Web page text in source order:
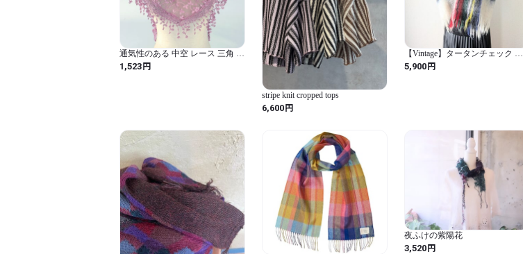
通気性のある 中空 レース 三角 ス
カーフ 韓国 春秋 花柄 女性用 ヘ
ッド ラップ バンダナ 帽子（20
1,523円
stripe knit cropped tops
6,600円
【Vintage】タータンチェック モ
ヘアショール スコットランド製
140×98 ストール マフラー
5,900円
夜ふけの紫陽花
3,520円